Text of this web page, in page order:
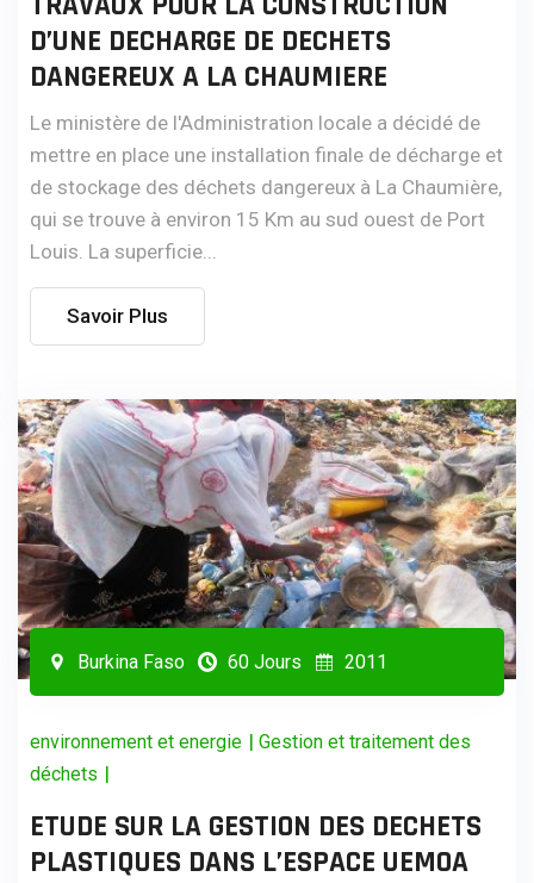
D’UNE DECHARGE DE DECHETS
DANGEREUX A LA CHAUMIERE
Le ministère de l'Administration locale a décidé de
mettre en place une installation finale de décharge et
de stockage des déchets dangereux à La Chaumière,
qui se trouve à environ 15 Km au sud ouest de Port
Louis. La superficie...
Savoir Plus
Burkina Faso 60 Jours 2011
environnement et energie | Gestion et traitement des
déchets |
ETUDE SUR LA GESTION DES DECHETS
PLASTIQUES DANS L’ESPACE UEMOA